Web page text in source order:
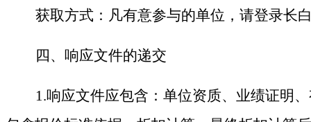
获取方式： 凡有意参与的单位，请登录长
四、 响应文件的递交
1.响应文件应包含：单位资质、 业绩证明 、